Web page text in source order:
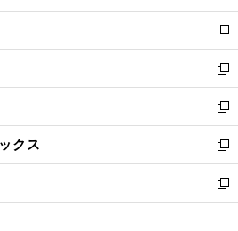
開
く
ウ
で
開
く
ン
ド
ウ
で
開
く
ウ
ィ
ン
ド
ウ
で
開
く
し
い
ウ
ィ
ン
ド
ウ
で
開
く
新
し
い
ウ
ィ
ン
ド
ウ
で
開
新
し
い
ウ
ィ
ン
ド
ウ
新
し
い
ウ
ィ
ン
クス
新
し
い
ウ
新
し